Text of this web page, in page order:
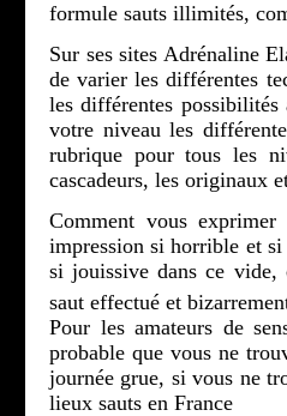
formule sauts illimités,
Sur ses sites Adrénaline
de varier les différentes
les différentes
votre niveau les
rubrique pour tous les
cascadeurs, les originaux
Comment vous
impression si horrible et si
si jouissive dans ce vide,
saut effectué et
Pour les amateurs de
probable que vous ne
journée grue, si vous ne
lieux sauts en France